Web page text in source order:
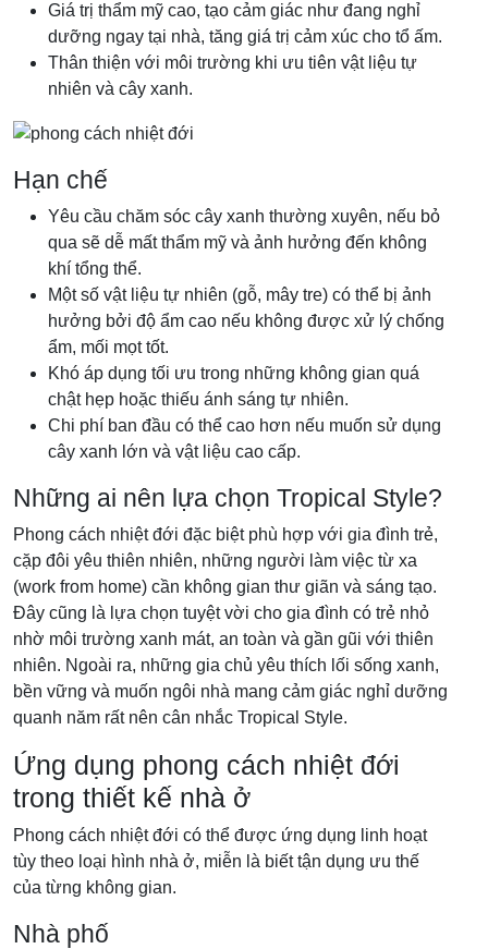
Giá trị thẩm mỹ cao, tạo cảm giác như đang nghỉ
dưỡng ngay tại nhà, tăng giá trị cảm xúc cho tổ ấm.
Thân thiện với môi trường khi ưu tiên vật liệu tự
nhiên và cây xanh.
Hạn chế
Yêu cầu chăm sóc cây xanh thường xuyên, nếu bỏ
qua sẽ dễ mất thẩm mỹ và ảnh hưởng đến không
khí tổng thể.
Một số vật liệu tự nhiên (gỗ, mây tre) có thể bị ảnh
hưởng bởi độ ẩm cao nếu không được xử lý chống
ẩm, mối mọt tốt.
Khó áp dụng tối ưu trong những không gian quá
chật hẹp hoặc thiếu ánh sáng tự nhiên.
Chi phí ban đầu có thể cao hơn nếu muốn sử dụng
cây xanh lớn và vật liệu cao cấp.
Những ai nên lựa chọn Tropical Style?
Phong cách nhiệt đới đặc biệt phù hợp với gia đình trẻ,
cặp đôi yêu thiên nhiên, những người làm việc từ xa
(work from home) cần không gian thư giãn và sáng tạo.
Đây cũng là lựa chọn tuyệt vời cho gia đình có trẻ nhỏ
nhờ môi trường xanh mát, an toàn và gần gũi với thiên
nhiên. Ngoài ra, những gia chủ yêu thích lối sống xanh,
bền vững và muốn ngôi nhà mang cảm giác nghỉ dưỡng
quanh năm rất nên cân nhắc Tropical Style.
Ứng dụng phong cách nhiệt đới
trong thiết kế nhà ở
Phong cách nhiệt đới có thể được ứng dụng linh hoạt
tùy theo loại hình nhà ở, miễn là biết tận dụng ưu thế
của từng không gian.
Nhà phố